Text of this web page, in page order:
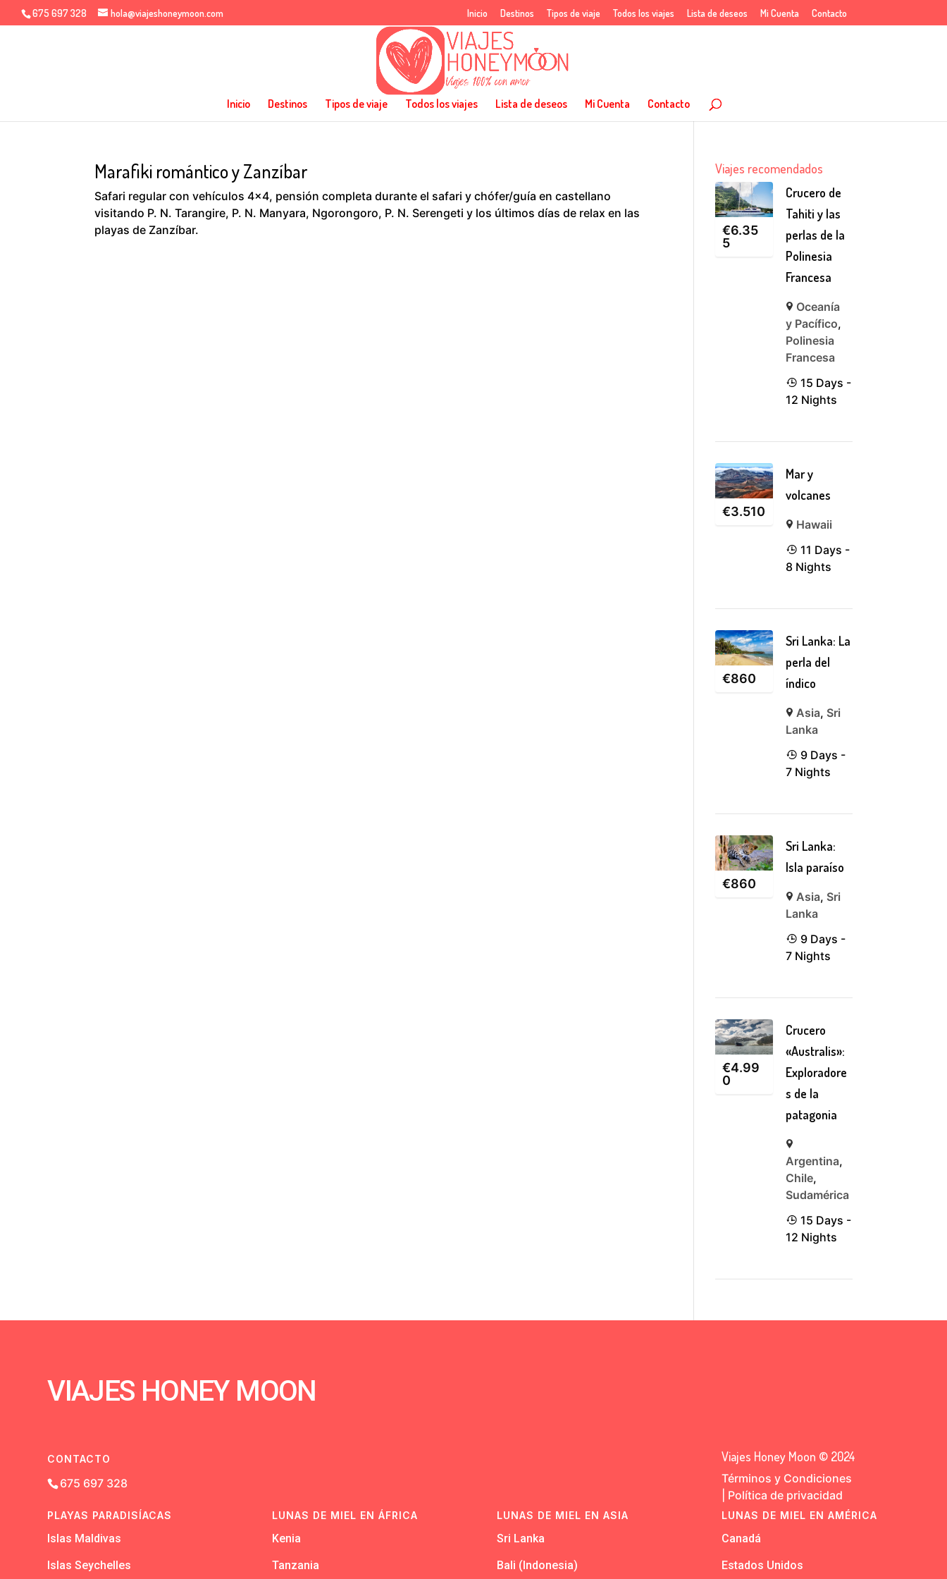
675 697 328 hola@viajeshoneymoon.com Inicio Destinos Tipos de viaje Todos los viajes Lista de deseos Mi Cuenta Contacto
Inicio Destinos Tipos de viaje Todos los viajes Lista de deseos Mi Cuenta Contacto
Marafiki romántico y Zanzíbar
Safari regular con vehículos 4×4, pensión completa durante el safari y chófer/guía en castellano
visitando P. N. Tarangire, P. N. Manyara, Ngorongoro, P. N. Serengeti y los últimos días de relax en las
playas de Zanzíbar.
Viajes recomendados
€6.35
5
Crucero de
Tahiti y las
perlas de la
Polinesia
Francesa
Oceanía
y Pacífico,
Polinesia
Francesa
15 Days -
12 Nights
€3.510
Mar y
volcanes
Hawaii
11 Days -
8 Nights
€860
Sri Lanka: La
perla del
índico
Asia, Sri
Lanka
9 Days -
7 Nights
€860
Sri Lanka:
Isla paraíso
Asia, Sri
Lanka
9 Days -
7 Nights
€4.99
0
Crucero
«Australis»:
Exploradore
s de la
patagonia
Argentina,
Chile,
Sudamérica
15 Days -
12 Nights
VIAJES HONEY MOON
CONTACTO
675 697 328
Viajes Honey Moon © 2024
Términos y Condiciones
Política de privacidad
PLAYAS PARADISÍACAS
Islas Maldivas
Islas Seychelles
LUNAS DE MIEL EN ÁFRICA
Kenia
Tanzania
LUNAS DE MIEL EN ASIA
Sri Lanka
Bali (Indonesia)
LUNAS DE MIEL EN AMÉRICA
Canadá
Estados Unidos